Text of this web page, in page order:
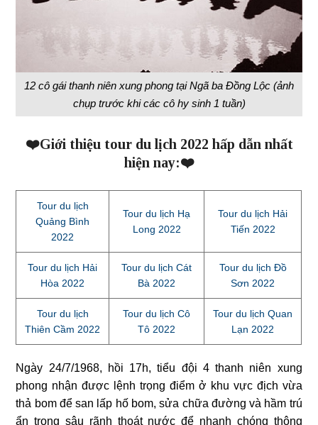
12 cô gái thanh niên xung phong tại Ngã ba Đồng Lộc (ảnh
chụp trước khi các cô hy sinh 1 tuần)
❤️Giới thiệu tour du lịch 2022 hấp dẫn nhất
hiện nay:❤️
Tour du lịch
Quảng Bình
2022
Tour du lịch Hạ
Long 2022
Tour du lịch Hải
Tiến 2022
Tour du lịch Hải
Hòa 2022
Tour du lịch Cát
Bà 2022
Tour du lịch Đồ
Sơn 2022
Tour du lịch
Thiên Cầm 2022
Tour du lịch Cô
Tô 2022
Tour du lịch Quan
Lạn 2022
Ngày 24/7/1968, hồi 17h, tiểu đội 4 thanh niên xung
phong nhận được lệnh trọng điểm ở khu vực địch vừa
thả bom để san lấp hố bom, sửa chữa đường và hầm trú
ẩn trong sâu rãnh thoát nước để nhanh chóng thông